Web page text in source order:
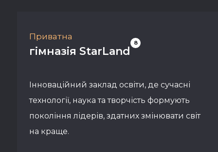
Приватна
гімназія StarLand
8
Інноваційний заклад освіти, де сучасні
технології, наука та творчість формують
покоління лідерів, здатних змінювати світ
на краще.